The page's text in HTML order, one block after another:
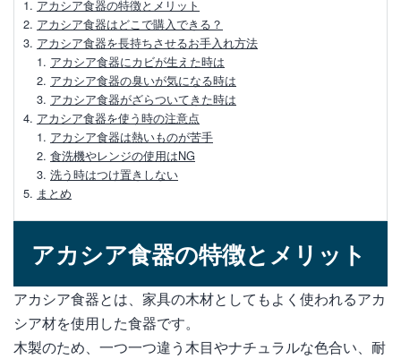
入れや注意点
セリアのメラミン食器のメリットや安全
性、選び方
軽くて丈夫なメラミン食器！電子レンジで
使える？
アカシアの食器は食洗機が使えない？理由
【バンブー食器】素材の特徴やメリットと
おすすめの商品6選
アカシア食器の特徴とメリット
アカシア食器はどこで購入できる？
アカシア食器を長持ちさせるお手入れ方法
アカシア食器にカビが生えた時は
アカシア食器の臭いが気になる時は
アカシア食器がざらついてきた時は
アカシア食器を使う時の注意点
アカシア食器は熱いものが苦手
食洗機やレンジの使用はNG
洗う時はつけ置きしない
まとめ
アカシア食器の特徴とメリット
アカシア食器とは、家具の木材としてもよく使われるアカ
シア材を使用した食器です。
木製のため、一つ一つ違う木目やナチュラルな色合い、耐